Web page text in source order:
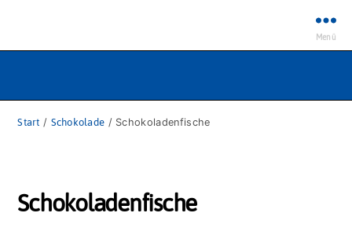
Menü
Start / Schokolade / Schokoladenfische
Schokoladenfische